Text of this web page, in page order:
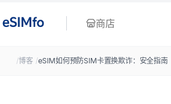
商店
/博客 /eSIM如何预防SIM卡置换欺诈：安全指南